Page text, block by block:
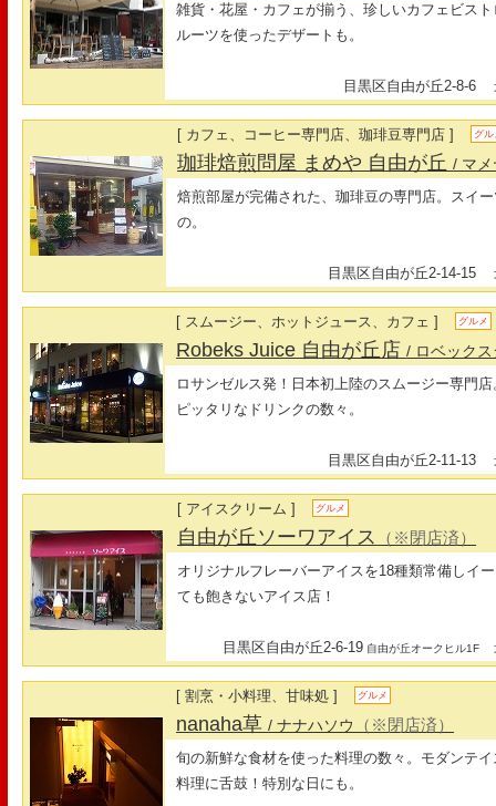
雑貨・花屋・カフェが揃う、珍しいカフェビス
ルーツを使ったデザートも。
目黒区自由が丘2-8-6
[ カフェ、コーヒー専門店、珈琲豆専門店 ] グル
珈琲焙煎問屋 まめや 自由が丘/ マメ
焙煎部屋が完備された、珈琲豆の専門店。スイ
の。
目黒区自由が丘2-14-15
[ スムージー、ホットジュース、カフェ ] グルメ
Robeks Juice 自由が丘店/ ロベック
ロサンゼルス発！日本初上陸のスムージー専門
ピッタリなドリンクの数々。
目黒区自由が丘2-11-13
[ アイスクリーム ] グルメ
自由が丘ソーワアイス （※閉店済）
オリジナルフレーバーアイスを18種類常備しイ
ても飽きないアイス店！
目黒区自由が丘2-6-19 自由が丘オークヒル1F
[ 割烹・小料理、甘味処 ] グルメ
nanaha草/ ナナハソウ （※閉店済）
旬の新鮮な食材を使った料理の数々。モダンテ
料理に舌鼓！特別な日にも。